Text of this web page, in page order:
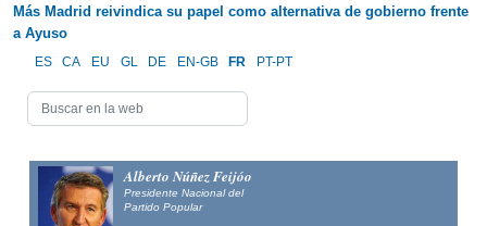
Más Madrid reivindica su papel como alternativa de gobierno frente
a Ayuso
ES CA EU GL DE EN-GB FR PT-PT
Alberto Núñez Feijóo
Presidente Nacional del
Partido Popular